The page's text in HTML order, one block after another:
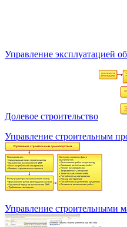
Управление эксплуатацией
Долевое строительство
Управление строительным
Управление строительными